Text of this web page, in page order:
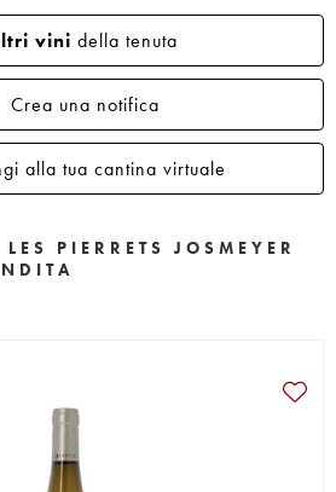
vini della tenuta
Crea una notifica
alla tua cantina virtuale
PIERRETS JOSMEYER